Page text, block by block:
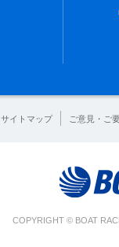
サイトマップ ご意見・ご
COPYRIGHT © BOAT